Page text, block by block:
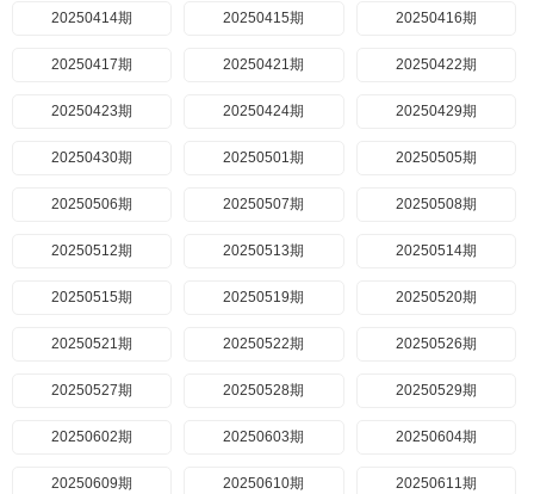
20250414期 20250415期 20250416期
20250417期 20250421期 20250422期
20250423期 20250424期 20250429期
20250430期 20250501期 20250505期
20250506期 20250507期 20250508期
20250512期 20250513期 20250514期
20250515期 20250519期 20250520期
20250521期 20250522期 20250526期
20250527期 20250528期 20250529期
20250602期 20250603期 20250604期
20250609期 20250610期 20250611期